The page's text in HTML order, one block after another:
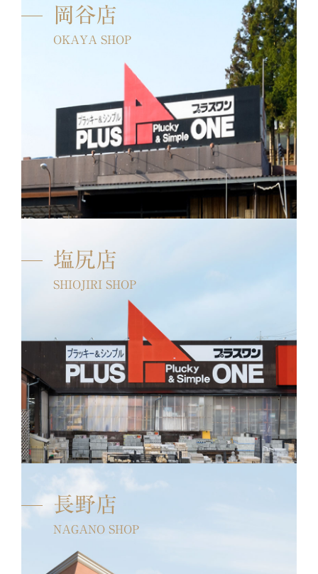
岡谷店
OKAYA SHOP
塩尻店
SHIOJIRI SHOP
長野店
NAGANO SHOP